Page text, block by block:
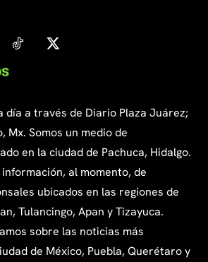
día a través de Diario Plaza Juárez;
Mx. Somos un medio de
en la ciudad de Pachuca, Hidalgo.
al momento, de
ubicados en las regiones de
Tulancingo, Apan y Tizayuca.
sobre las noticias más
de México, Puebla, Querétaro y